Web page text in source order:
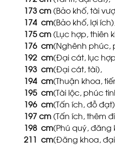
173cm (Bảo khố, tài
174 cm(Bảo khố, lợi
175cm (Lục hợp, thiên
176 cm(Nghênh phúc,
192 cm(Đại cát, lục
193 cm(Đại cát, tài),
194 cm(Thuận khoa,
195 cm(Tài lộc, phúc
196 cm(Tấn ích, đỗ
197cm (Tấn ích, thêm
198 cm(Phú quý, đăng
211 cm(Đăng khoa,